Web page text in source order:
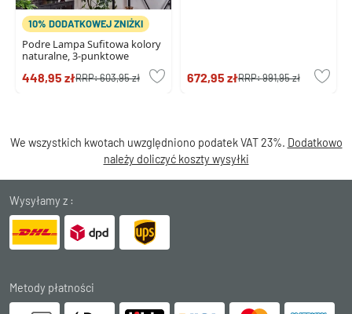
10% DODATKOWEJ ZNIŻKI
Podre Lampa Sufitowa kolory
naturalne, 3-punktowe
448,95 złRRP:603,95 zł 672,95 złRRP:991,95 zł
We wszystkich kwotach uwzględniono podatek VAT 23%. Dodatkowo
należy doliczyć koszty wysyłki
Wysyłamy z :
Metody płatności